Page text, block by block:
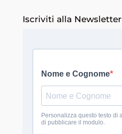
Iscriviti alla Newsletter